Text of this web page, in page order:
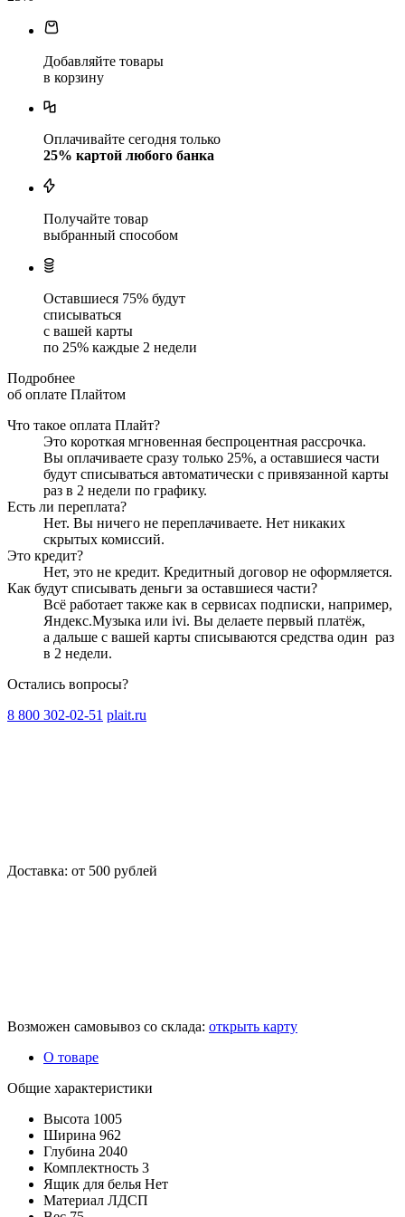
Добавляйте товары
в корзину
Оплачивайте сегодня только
25% картой любого банка
Получайте товар
выбранный способом
Оставшиеся 75% будут
списываться
с вашей карты
по 25% каждые 2 недели
Подробнее
об оплате Плайтом
Что такое оплата Плайт?
Это короткая мгновенная беспроцентная рассрочка.
Вы оплачиваете сразу только 25%, а оставшиеся части
будут списываться автоматически с привязанной карты
раз в 2 недели по графику.
Есть ли переплата?
Нет. Вы ничего не переплачиваете. Нет никаких
скрытых комиссий.
Это кредит?
Нет, это не кредит. Кредитный договор не оформляется.
Как будут списывать деньги за оставшиеся части?
Всё работает также как в сервисах подписки, например,
Яндекс.Музыка или ivi. Вы делаете первый платёж,
а дальше с вашей карты списываются средства один раз
в 2 недели.
Остались вопросы?
8 800 302-02-51 plait.ru
Доставка: от 500 рублей
Возможен самовывоз со склада: открыть карту
О товаре
Общие характеристики
Высота 1005
Ширина 962
Глубина 2040
Комплектность 3
Ящик для белья Нет
Материал ЛДСП